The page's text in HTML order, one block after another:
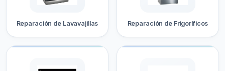
Reparación de Lavavajillas Reparación de Frigoríficos